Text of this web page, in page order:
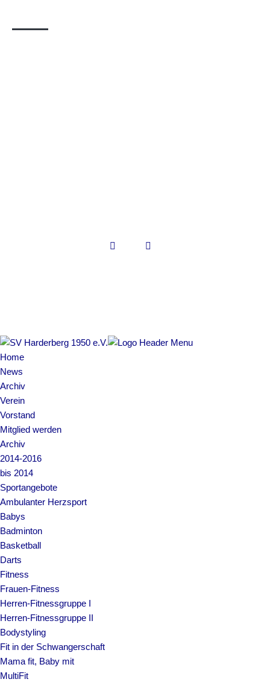
Home
News
Archiv
Verein
Vorstand
Mitglied werden
Archiv
2014-2016
bis 2014
Sportangebote
Ambulanter Herzsport
Babys
Badminton
Basketball
Darts
Fitness
Frauen-Fitness
Herren-Fitnessgruppe I
Herren-Fitnessgruppe II
Bodystyling
Fit in der Schwangerschaft
Mama fit, Baby mit
MultiFit